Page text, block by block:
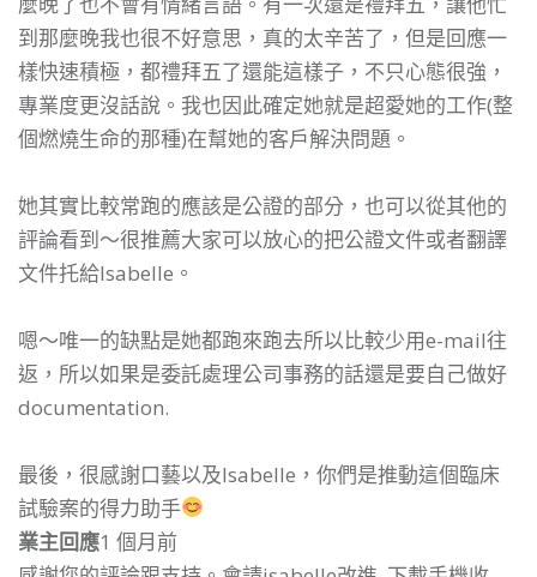
到那麼晚我也很不好意思，真的太辛苦了，但是回應一
樣快速積極，都禮拜五了還能這樣子，不只心態很強，
專業度更沒話說。我也因此確定她就是超愛她的工作(整
個燃燒生命的那種)在幫她的客戶解決問題。
她其實比較常跑的應該是公證的部分，也可以從其他的
評論看到～很推薦大家可以放心的把公證文件或者翻譯
文件托給Isabelle。
嗯～唯一的缺點是她都跑來跑去所以比較少用e-mail往
返，所以如果是委託處理公司事務的話還是要自己做好
documentation.
最後，很感謝口藝以及Isabelle，你們是推動這個臨床
試驗案的得力助手
業主回應1 個月前